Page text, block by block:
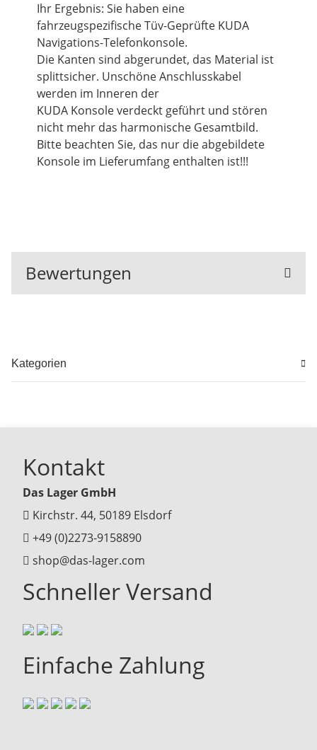
Ihr Ergebnis: Sie haben eine
fahrzeugspezifische Tüv-Geprüfte KUDA
Navigations-Telefonkonsole.
Die Kanten sind abgerundet, das Material ist
splittsicher. Unschöne Anschlusskabel
werden im Inneren der
KUDA Konsole verdeckt geführt und stören
nicht mehr das harmonische Gesamtbild.
Bitte beachten Sie, das nur die abgebildete
Konsole im Lieferumfang enthalten ist!!!
Bewertungen
Kategorien
Kontakt
Das Lager GmbH
Kirchstr. 44, 50189 Elsdorf
+49 (0)2273-9158890
shop@das-lager.com
Schneller Versand
Einfache Zahlung